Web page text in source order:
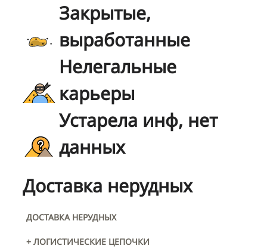
Закрытые,
выработанные
Нелегальные
карьеры
Устарела инф, нет
данных
Доставка нерудных
ДОСТАВКА НЕРУДНЫХ
+ ЛОГИСТИЧЕСКИЕ ЦЕПОЧКИ